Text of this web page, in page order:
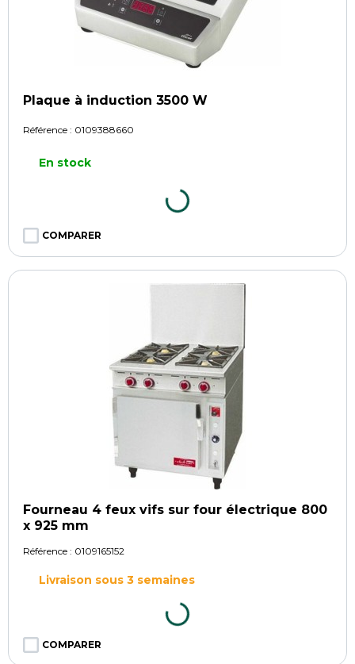
Plaque à induction 3500 W
Référence : 0109388660
En stock
COMPARER
Fourneau 4 feux vifs sur four électrique 800
x 925 mm
Référence : 0109165152
Livraison sous 3 semaines
COMPARER